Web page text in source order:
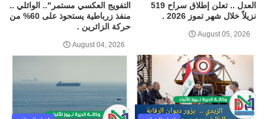
العدل .. تعلن إطلاق سراح 519
نزيلاً خلال شهر تموز 2026 .
August 05, 2026
التفويج العكسي مستمر".. الوائلي ..
منفذ زرباطية يستحوذ على 60% من
حركة الزائرين .
August 04, 2026